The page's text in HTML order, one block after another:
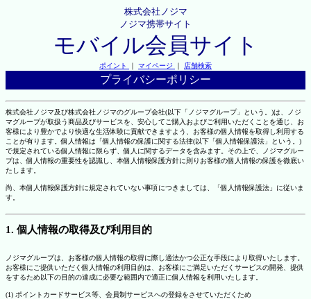
株式会社ノジマ
ノジマ携帯サイト
モバイル会員サイト
ポイント ｜ マイページ ｜ 店舗検索
プライバシーポリシー
株式会社ノジマ及び株式会社ノジマのグループ会社(以下「ノジマグループ」という。)は、ノジ
マグループが取扱う商品及びサービスを、安心してご購入およびご利用いただくことを通じ、お
客様により豊かでより快適な生活体験に貢献できますよう、お客様の個人情報を取得し利用する
ことが有ります。個人情報は「個人情報の保護に関する法律(以下「個人情報保護法」という。)
で規定されている個人情報に限らず、個人に関するデータを含みます。その上で、ノジマグルー
プは、個人情報の重要性を認識し、本個人情報保護方針に則りお客様の個人情報の保護を徹底い
たします。
尚、本個人情報保護方針に規定されていない事項につきましては、「個人情報保護法」に従いま
す。
1. 個人情報の取得及び利用目的
ノジマグループは、お客様の個人情報の取得に際し適法かつ公正な手段により取得いたします。
お客様にご提供いただく個人情報の利用目的は、お客様にご満足いただくサービスの開発、提供
をするため以下の目的の達成に必要な範囲内で適正に個人情報を利用いたします。
(1) ポイントカードサービス等、会員制サービスへの登録をさせていただくため